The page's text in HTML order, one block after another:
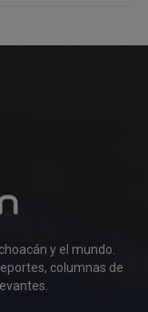
y el mundo.
columnas de